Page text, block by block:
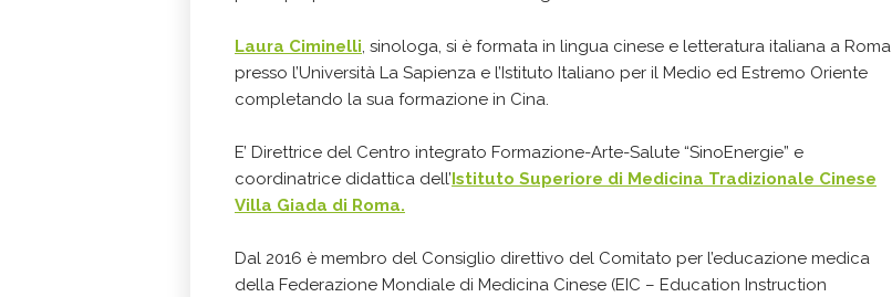
Laura Ciminelli, sinologa, si è formata in lingua cinese e letteratura italiana a Roma
presso l’Università La Sapienza e l’Istituto Italiano per il Medio ed Estremo Oriente
completando la sua formazione in Cina.
E’ Direttrice del Centro integrato Formazione-Arte-Salute “SinoEnergie” e
coordinatrice didattica dell’ Istituto Superiore di Medicina Tradizionale Cinese
Villa Giada di Roma.
Dal 2016 è membro del Consiglio direttivo del Comitato per l’educazione medica
della Federazione Mondiale di Medicina Cinese (EIC – Education Instruction